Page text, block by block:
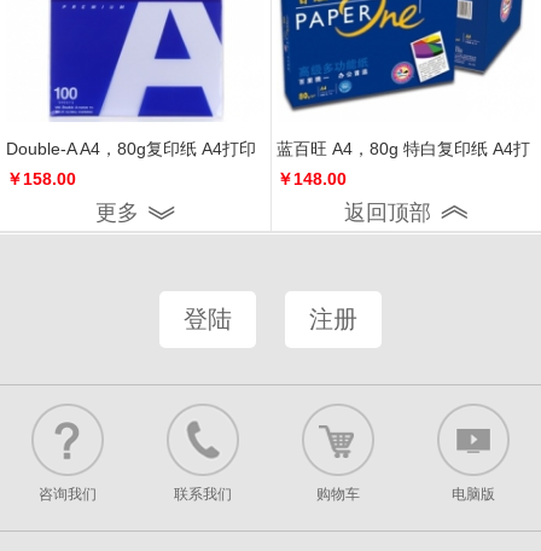
Double-A A4，80g复印纸 A4打印
纸办公用纸，5包/箱
￥158.00
蓝百旺 A4，80g 特白复印纸 A4打
印纸 办公用纸，5包/箱
￥148.00
更多 返回顶部
登陆 注册
咨询我们 联系我们 购物车 电脑版